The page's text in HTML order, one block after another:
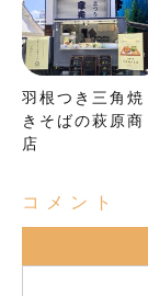
羽根つき三角焼
きそばの萩原商
店
コメント